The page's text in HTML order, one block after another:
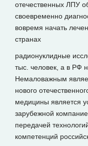
отечественных ЛПУ
своевременно
вовремя начать
странах
радионуклидные
тыс. человек, а в РФ
Немаловажным
нового
медицины является
зарубежной
передачей
компетенций